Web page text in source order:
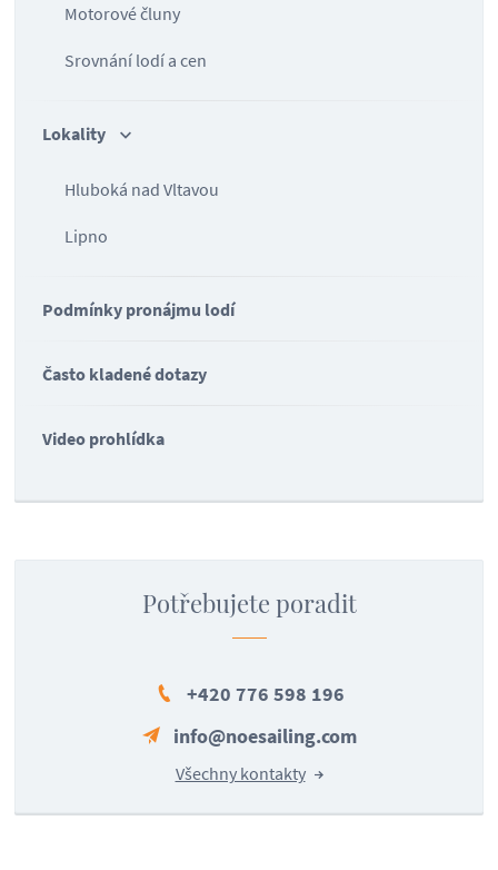
Motorové čluny
Srovnání lodí a cen
Lokality
Hluboká nad Vltavou
Lipno
Podmínky pronájmu lodí
Často kladené dotazy
Video prohlídka
Potřebujete poradit
+420 776 598 196
info@noesailing.com
Všechny kontakty